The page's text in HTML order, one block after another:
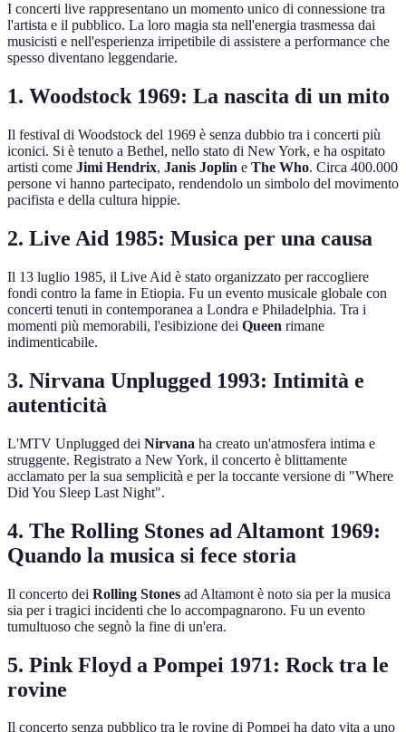
I concerti live rappresentano un momento unico di connessione tra
l'artista e il pubblico. La loro magia sta nell'energia trasmessa dai
musicisti e nell'esperienza irripetibile di assistere a performance che
spesso diventano leggendarie.
1. Woodstock 1969: La nascita di un mito
Il festival di Woodstock del 1969 è senza dubbio tra i concerti più
iconici. Si è tenuto a Bethel, nello stato di New York, e ha ospitato
artisti come Jimi Hendrix, Janis Joplin e The Who. Circa 400.000
persone vi hanno partecipato, rendendolo un simbolo del movimento
pacifista e della cultura hippie.
2. Live Aid 1985: Musica per una causa
Il 13 luglio 1985, il Live Aid è stato organizzato per raccogliere
fondi contro la fame in Etiopia. Fu un evento musicale globale con
concerti tenuti in contemporanea a Londra e Philadelphia. Tra i
momenti più memorabili, l'esibizione dei Queen rimane
indimenticabile.
3. Nirvana Unplugged 1993: Intimità e
autenticità
L'MTV Unplugged dei Nirvana ha creato un'atmosfera intima e
struggente. Registrato a New York, il concerto è blittamente
acclamato per la sua semplicità e per la toccante versione di "Where
Did You Sleep Last Night".
4. The Rolling Stones ad Altamont 1969:
Quando la musica si fece storia
Il concerto dei Rolling Stones ad Altamont è noto sia per la musica
sia per i tragici incidenti che lo accompagnarono. Fu un evento
tumultuoso che segnò la fine di un'era.
5. Pink Floyd a Pompei 1971: Rock tra le
rovine
Il concerto senza pubblico tra le rovine di Pompei ha dato vita a uno